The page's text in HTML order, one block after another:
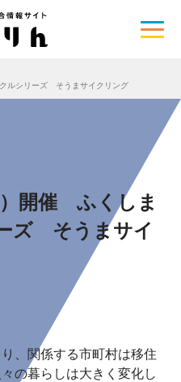
ルシリーズ そうまサイクリング
）開催 ふくしま
ズ そうまサイ
、関係する市町村は移住
の暮らしは大きく変化し